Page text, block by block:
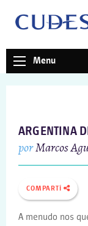
Menu
ARGENTINA
porMarcos
COMPARTÍ
A menudo nos